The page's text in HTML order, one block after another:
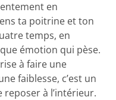
en
ta poitrine et ton
temps, en
émotion qui pèse.
à faire une
faiblesse, c’est un
à l’intérieur.